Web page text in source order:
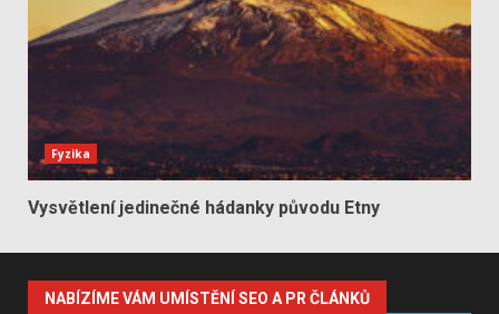
Fyzika
Vysvětlení jedinečné hádanky původu Etny
NABÍZÍME VÁM UMÍSTĚNÍ SEO A PR ČLÁNKŮ